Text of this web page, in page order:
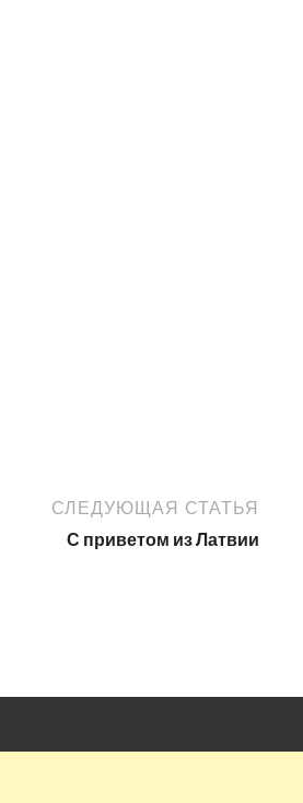
СЛЕДУЮЩАЯ СТАТЬЯ
С приветом из Латвии